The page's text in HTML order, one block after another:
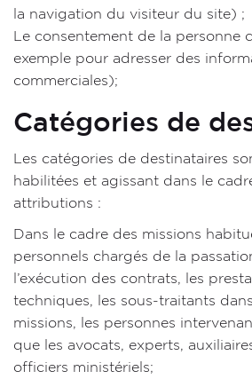
la navigation du visiteur du site) ;
Le consentement de la personne
exemple pour adresser des
commerciales);
Catégories de
Les catégories de destinataires
habilitées et agissant dans le
attributions :
Dans le cadre des missions
personnels chargés de la
l’exécution des contrats, les
techniques, les sous-traitants
missions, les personnes
que les avocats, experts,
officiers ministériels;